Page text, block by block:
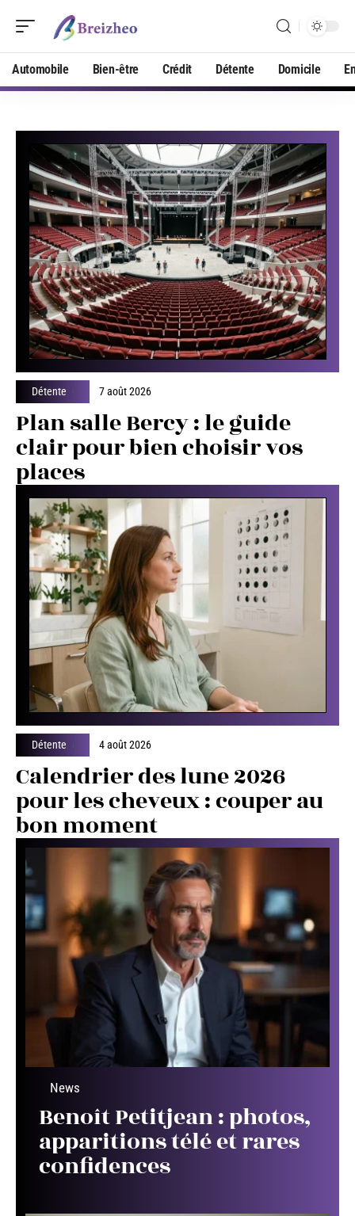
Automobile Bien-être Crédit Détente Domicile
Détente 7 août 2026
Plan salle Bercy : le guide
clair pour bien choisir vos
places
Détente 4 août 2026
Calendrier des lune 2026
pour les cheveux : couper au
bon moment
News
Benoît Petitjean : photos,
apparitions télé et rares
confidences